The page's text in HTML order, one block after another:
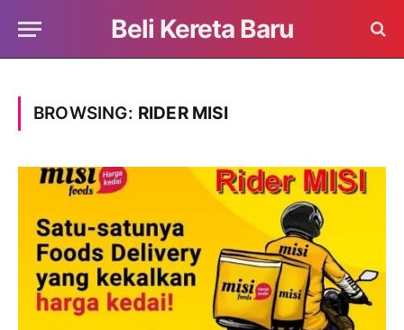
Beli Kereta Baru
BROWSING: RIDER MISI